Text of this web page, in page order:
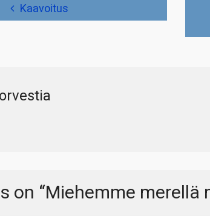
Kaavoitus
on “Miehemme merellä